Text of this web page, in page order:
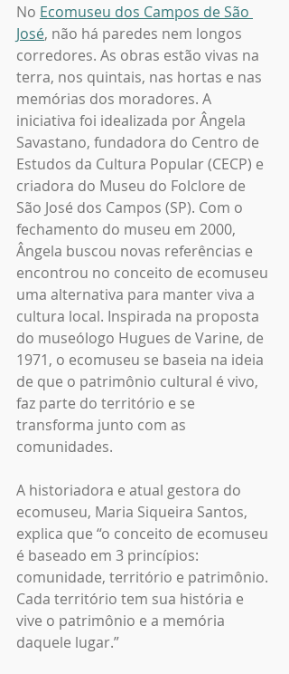
No Ecomuseu dos Campos de São
José, não há paredes nem longos
corredores. As obras estão vivas na
terra, nos quintais, nas hortas e nas
memórias dos moradores. A
iniciativa foi idealizada por Ângela
Savastano, fundadora do Centro de
Estudos da Cultura Popular (CECP) e
criadora do Museu do Folclore de
São José dos Campos (SP). Com o
fechamento do museu em 2000,
Ângela buscou novas referências e
encontrou no conceito de ecomuseu
uma alternativa para manter viva a
cultura local. Inspirada na proposta
do museólogo Hugues de Varine, de
1971, o ecomuseu se baseia na ideia
de que o patrimônio cultural é vivo,
faz parte do território e se
transforma junto com as
comunidades.
A historiadora e atual gestora do
ecomuseu, Maria Siqueira Santos,
explica que “o conceito de ecomuseu
é baseado em 3 princípios:
comunidade, território e patrimônio.
Cada território tem sua história e
vive o patrimônio e a memória
daquele lugar.”